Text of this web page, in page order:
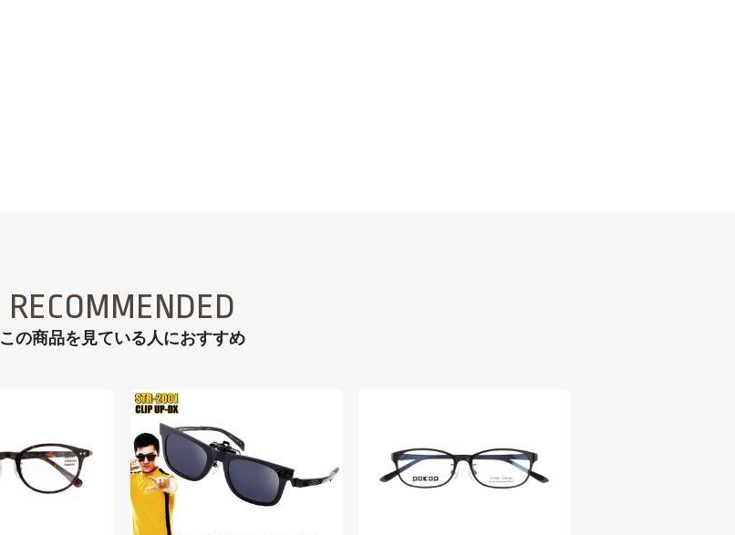
RECOMMENDED
この商品を見ている⼈におすすめ